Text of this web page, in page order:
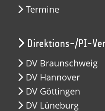
Termine
Direktions-/PI-
DV Braunschweig
DV Hannover
DV Göttingen
DV Lüneburg